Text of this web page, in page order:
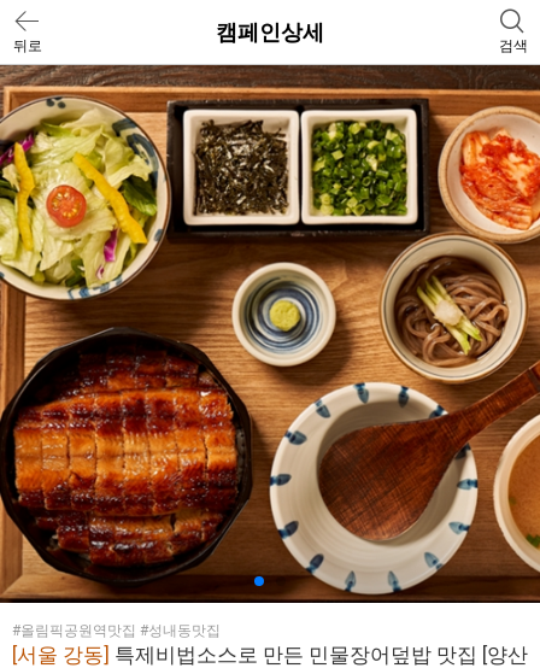
뒤로
캠페인상세
검색
#올림픽공원역맛집 #성내동맛집
[서울 강동] 특제비법소스로 만든 민물장어덮밥 맛집 [양산